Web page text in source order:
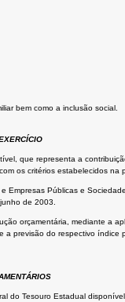
bem como a inclusão social.
que representa a
os critérios estabelecidos na
Empresas Públicas e
de 2003.
orçamentária, mediante a
previsão do respectivo
do Tesouro Estadual